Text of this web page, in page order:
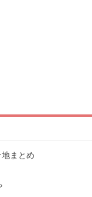
まとめ